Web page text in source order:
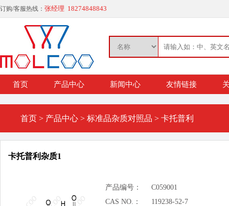
订购/客服热线： 张经理 18274848843
首页 产品中心 新闻中心 友情链接
首页 > 产品中心 > 标准品杂质对照品 > 卡托普利
卡托普利杂质1
产品编号：
C059001
CAS NO.：
119238-52-7